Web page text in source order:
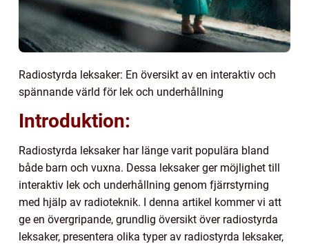
Radiostyrda leksaker: En översikt av en interaktiv och
spännande värld för lek och underhållning
Introduktion:
Radiostyrda leksaker har länge varit populära bland
både barn och vuxna. Dessa leksaker ger möjlighet till
interaktiv lek och underhållning genom fjärrstyrning
med hjälp av radioteknik. I denna artikel kommer vi att
ge en övergripande, grundlig översikt över radiostyrda
leksaker, presentera olika typer av radiostyrda leksaker,